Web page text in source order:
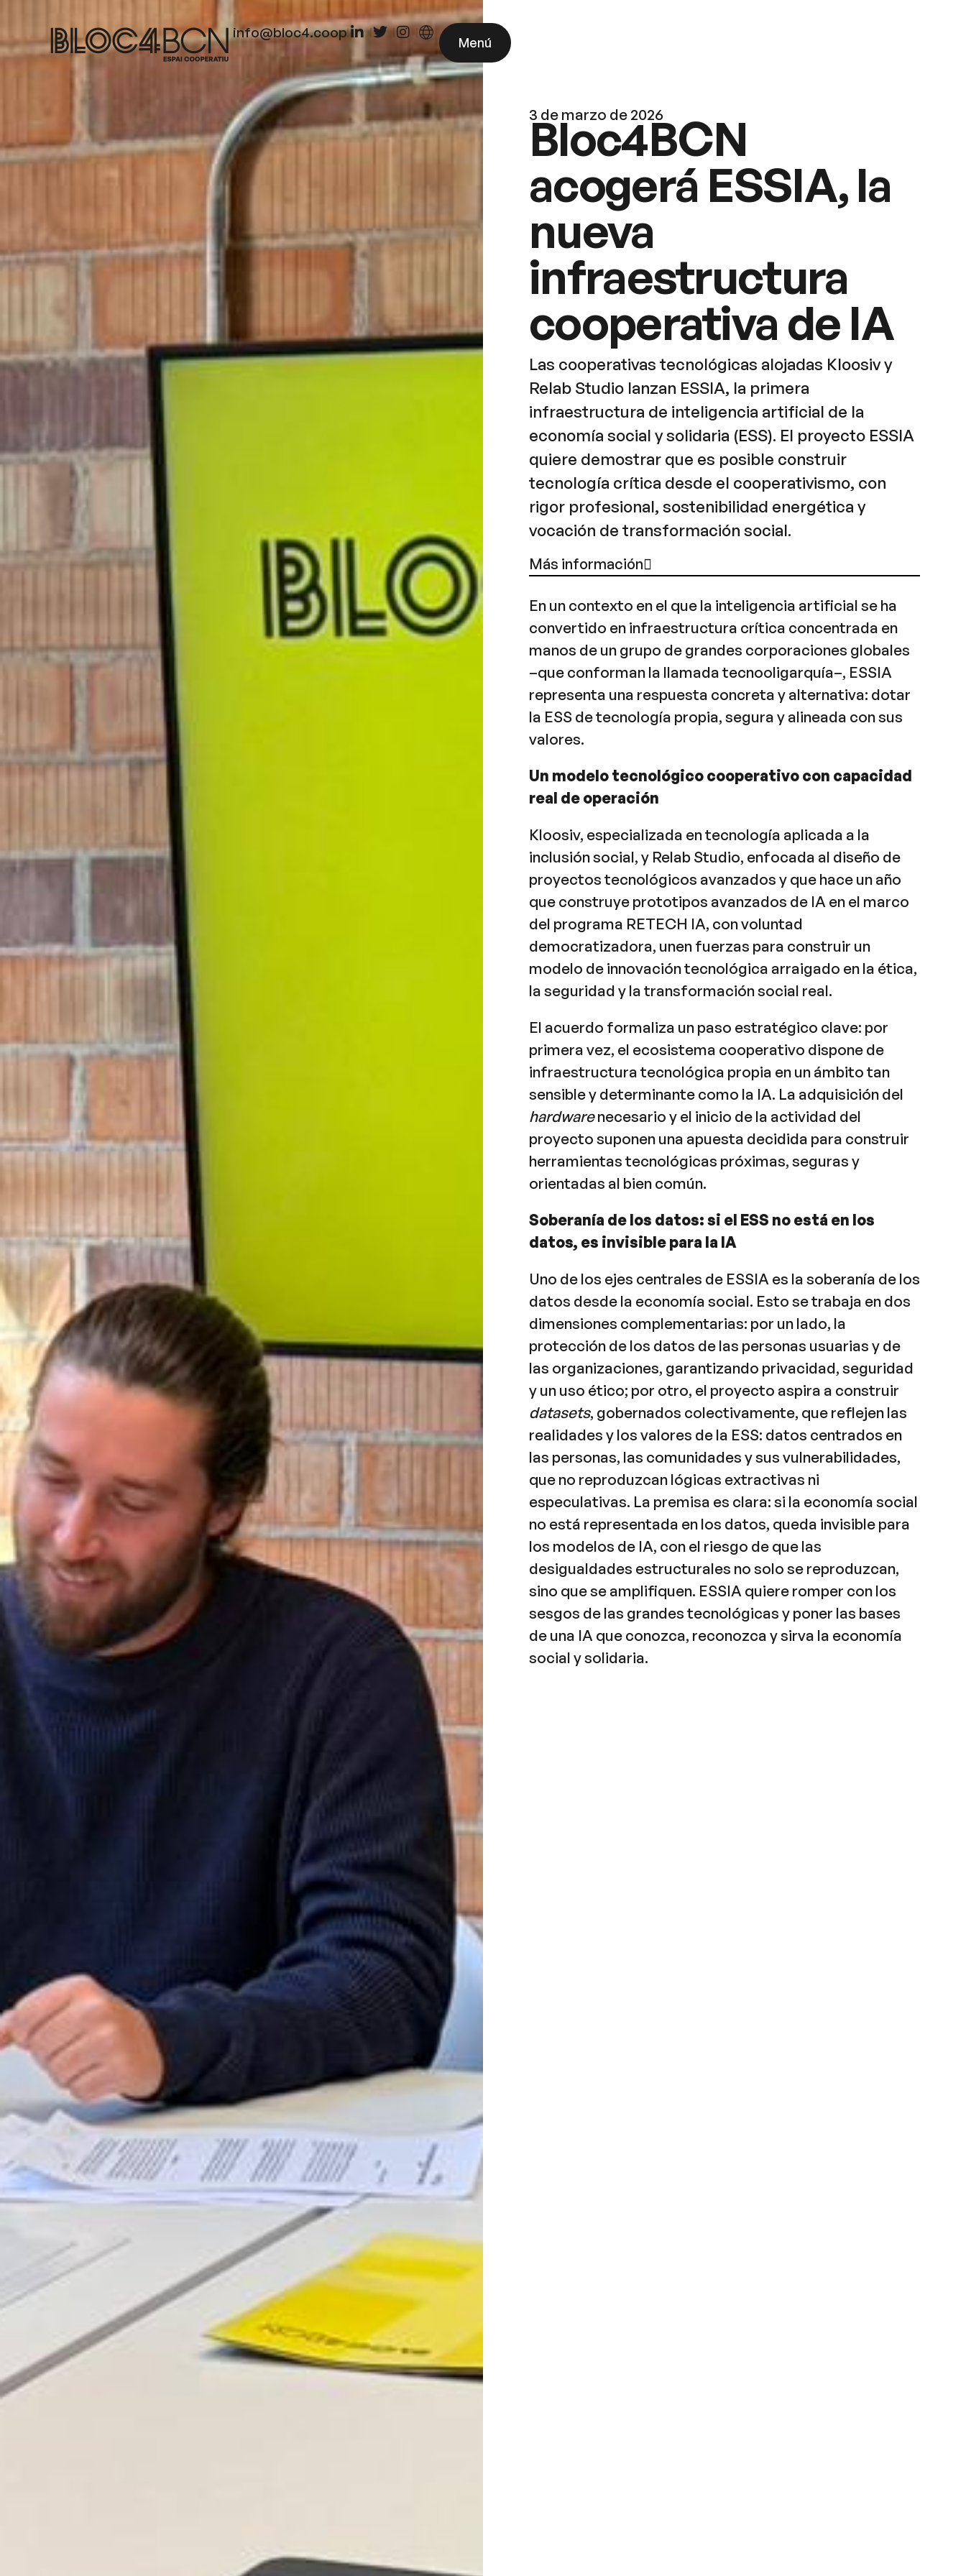
info@bloc4.coop
Menú
3 de marzo de 2026
Bloc4BCN
acogerá ESSIA, la
nueva
infraestructura
cooperativa de IA
Las cooperativas tecnológicas alojadas Kloosiv y
Relab Studio lanzan ESSIA, la primera
infraestructura de inteligencia artificial de la
economía social y solidaria (ESS). El proyecto ESSIA
quiere demostrar que es posible construir
tecnología crítica desde el cooperativismo, con
rigor profesional, sostenibilidad energética y
vocación de transformación social.
Más información
En un contexto en el que la inteligencia artificial se ha
convertido en infraestructura crítica concentrada en
manos de un grupo de grandes corporaciones globales
–que conforman la llamada tecnooligarquía–, ESSIA
representa una respuesta concreta y alternativa: dotar
la ESS de tecnología propia, segura y alineada con sus
valores.
Un modelo tecnológico cooperativo con capacidad
real de operación
Kloosiv, especializada en tecnología aplicada a la
inclusión social, y Relab Studio, enfocada al diseño de
proyectos tecnológicos avanzados y que hace un año
que construye prototipos avanzados de IA en el marco
del programa RETECH IA, con voluntad
democratizadora, unen fuerzas para construir un
modelo de innovación tecnológica arraigado en la ética,
la seguridad y la transformación social real.
El acuerdo formaliza un paso estratégico clave: por
primera vez, el ecosistema cooperativo dispone de
infraestructura tecnológica propia en un ámbito tan
sensible y determinante como la IA. La adquisición del
hardwarenecesario y el inicio de la actividad del
proyecto suponen una apuesta decidida para construir
herramientas tecnológicas próximas, seguras y
orientadas al bien común.
Soberanía de los datos: si el ESS no está en los
datos, es invisible para la IA
Uno de los ejes centrales de ESSIA es la soberanía de los
datos desde la economía social. Esto se trabaja en dos
dimensiones complementarias: por un lado, la
protección de los datos de las personas usuarias y de
las organizaciones, garantizando privacidad, seguridad
y un uso ético; por otro, el proyecto aspira a construir
datasets, gobernados colectivamente, que reflejen las
realidades y los valores de la ESS: datos centrados en
las personas, las comunidades y sus vulnerabilidades,
que no reproduzcan lógicas extractivas ni
especulativas. La premisa es clara: si la economía social
no está representada en los datos, queda invisible para
los modelos de IA, con el riesgo de que las
desigualdades estructurales no solo se reproduzcan,
sino que se amplifiquen. ESSIA quiere romper con los
sesgos de las grandes tecnológicas y poner las bases
de una IA que conozca, reconozca y sirva la economía
social y solidaria.